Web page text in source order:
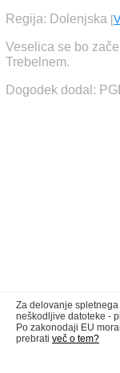
Regija: Dolenjska [
Veselica se bo
Trebelnem.
Dogodek dodal:
Za delovanje
neškodljive datoteke -
Po zakonodaji EU
prebrati več o tem?